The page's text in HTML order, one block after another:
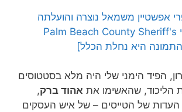
אפשטיין משמאל נוצרה והועלתה
לויקיפדיה על ידי Palm Beach County Sheriff's
הפיד הימני שלי היה מלא בסטטוסים
הליכוד, שהאשימו את אהוד ברק,
העדות של הטייסים – של איש העסקים